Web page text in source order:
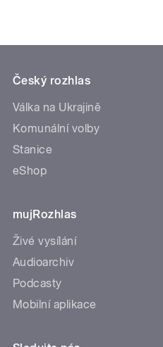
Český rozhlas
Válka na Ukrajině
Komunální volby
Stanice
eShop
mujRozhlas
Živé vysílání
Audioarchiv
Podcasty
Mobilní aplikace